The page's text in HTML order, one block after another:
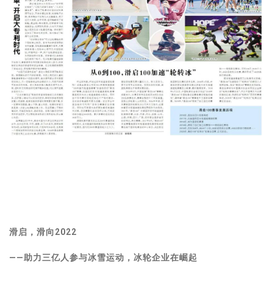
滑启，滑向2022
——助力三亿人参与冰雪运动，冰轮企业在崛起